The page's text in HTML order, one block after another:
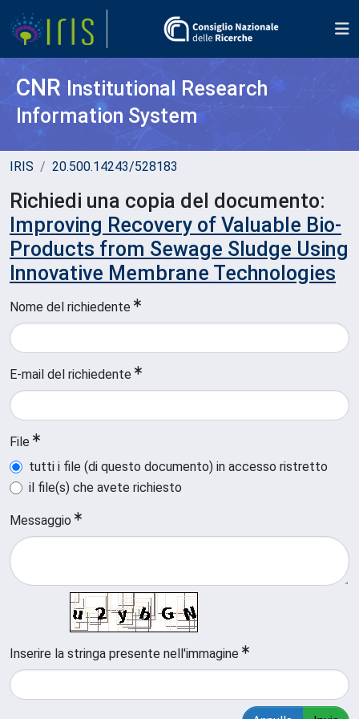
CNR Institutional Research
Information System
IRIS 20.500.14243/528183
Richiedi una copia del documento:
Improving Recovery of Valuable Bio-
Products from Sewage Sludge Using
Innovative Membrane Technologies
Nome del richiedente
E-mail del richiedente
File
tutti i file (di questo documento) in accesso ristretto
il file(s) che avete richiesto
Messaggio
Inserire la stringa presente nell'immagine